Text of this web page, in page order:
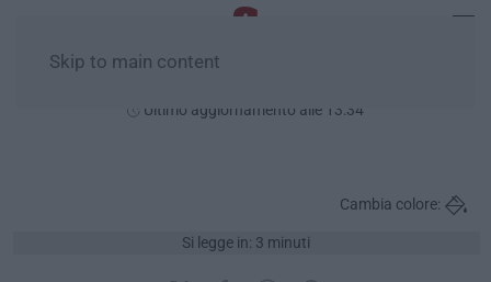
Skip to main content
Ultimo aggiornamento alle 13:34
Si legge in: 3 minuti
Cambia colore: